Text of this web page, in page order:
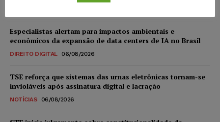
Especialistas alertam para impactos ambientais e
econômicos da expansão de data centers de IA no Brasil
DIREITO DIGITAL 06/08/2026
TSE reforça que sistemas das urnas eletrônicas tornam-se
invioláveis após assinatura digital e lacração
NOTÍCIAS 06/08/2026